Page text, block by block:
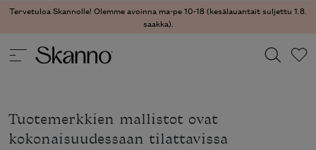
Tervetuloa Skannolle! Olemme avoinna ma-pe 10-18 (kesälauantait suljettu 1.8.
saakka).
Type 2 or more characters for results.
Tuotemerkkien mallistot ovat
kokonaisuudessaan tilattavissa